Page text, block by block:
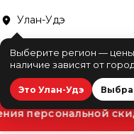
Улан-Удэ
Выберите регион —
наличие зависят от
Это Улан-Удэ
персональной